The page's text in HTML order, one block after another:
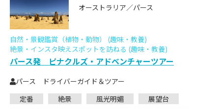
オーストラリア／パース
自然・景観鑑賞（植物・動物） (趣味・教養)
絶景・インスタ映えスポットを訪ねる (趣味・教養)
パース発 ピナクルズ・アドベンチャーツアー
パース ドライバーガイド＆ツアー
定番
絶景 風光明媚
展望台